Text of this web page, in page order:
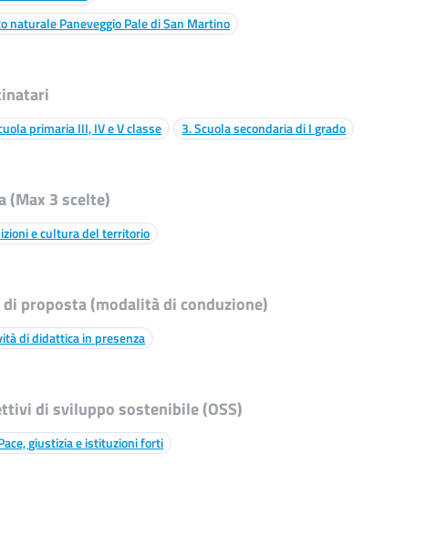
naturale Paneveggio Pale di San Martino
primaria III, IV e V classe 3. Scuola secondaria di I grado
(Max 3 scelte)
e cultura del territorio
di proposta (modalità di conduzione)
di didattica in presenza
di sviluppo sostenibile (OSS)
giustizia e istituzioni forti